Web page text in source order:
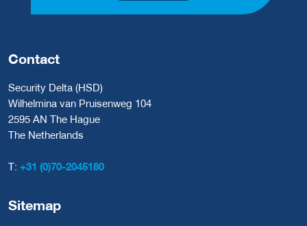
Contact
Security Delta (HSD)
Wilhelmina van Pruisenweg 104
2595 AN The Hague
The Netherlands
T: +31 (0)70-2045180
Sitemap